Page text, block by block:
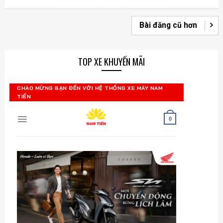
Bài đăng cũ hơn
TOP XE KHUYẾN MÃI